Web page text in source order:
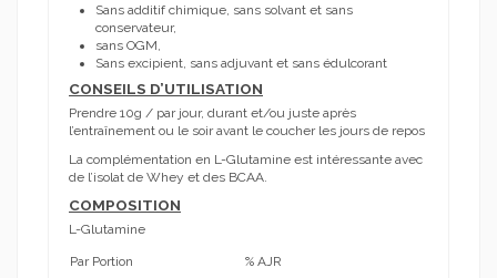
Sans additif chimique, sans solvant et sans
conservateur,
sans OGM,
Sans excipient, sans adjuvant et sans édulcorant
CONSEILS D’UTILISATION
Prendre 10g / par jour, durant et/ou juste après
l’entraînement ou le soir avant le coucher les jours de repos
La complémentation en L-Glutamine est intéressante avec
de l’isolat de Whey et des BCAA.
COMPOSITION
L-Glutamine
Par Portion
% AJR